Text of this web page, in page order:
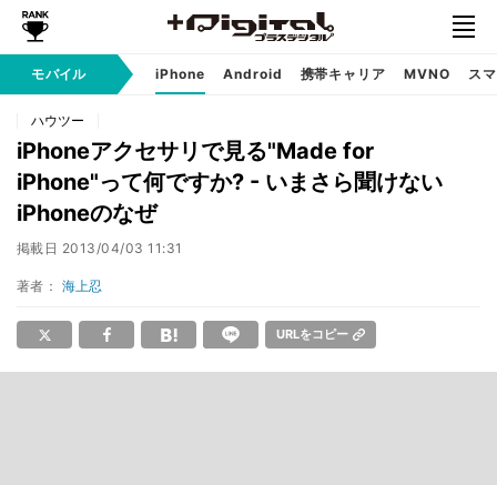
モバイル iPhone Android 携帯キャリア MVNO ス
ハウツー
iPhoneアクセサリで見る"Made for
iPhone"って何ですか? - いまさら聞けない
iPhoneのなぜ
掲載日 2013/04/03 11:31
著者： 海上忍
URLをコピー